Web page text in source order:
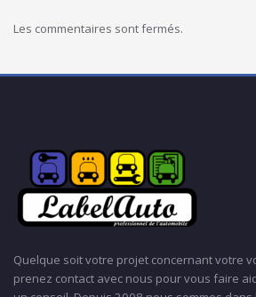
Les commentaires sont fermés.
Quelque soit votre projet concernant votre
prenez contact avec nous pour vous faire